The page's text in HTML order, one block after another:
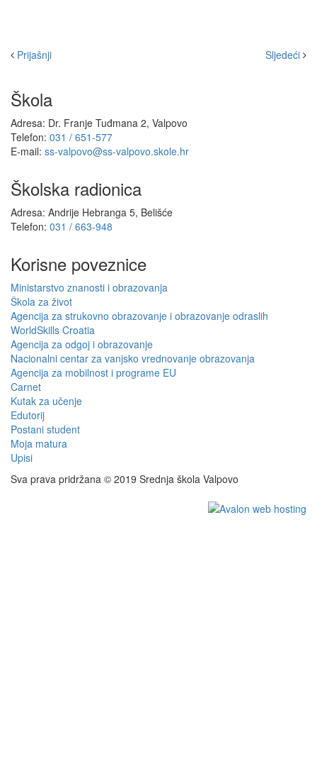
Prijašnji Sljedeći
Škola
Adresa: Dr. Franje Tuđmana 2, Valpovo
Telefon: 031 / 651-577
E-mail: ss-valpovo@ss-valpovo.skole.hr
Školska radionica
Adresa: Andrije Hebranga 5, Belišće
Telefon: 031 / 663-948
Korisne poveznice
Ministarstvo znanosti i obrazovanja
Škola za život
Agencija za strukovno obrazovanje i obrazovanje odraslih
WorldSkills Croatia
Agencija za odgoj i obrazovanje
Nacionalni centar za vanjsko vrednovanje obrazovanja
Agencija za mobilnost i programe EU
Carnet
Kutak za učenje
Edutorij
Postani student
Moja matura
Upisi
Sva prava pridržana © 2019 Srednja škola Valpovo